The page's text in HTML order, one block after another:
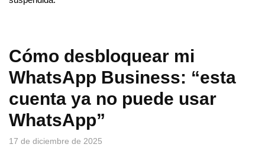
Cómo desbloquear mi
WhatsApp Business: “esta
cuenta ya no puede usar
WhatsApp”
17 de diciembre de 2025